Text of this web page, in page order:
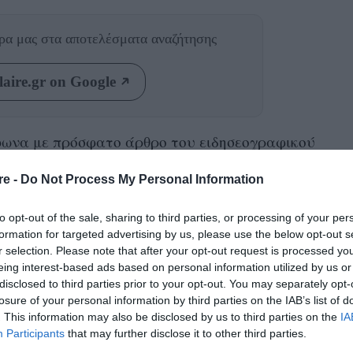
- Do Not Process My Personal Information
opt-out of the sale, sharing to third parties, or processing of your
for targeted advertising by us, please use the below opt-out
selection. Please note that after your opt-out request is processed
interest-based ads based on personal information utilized by us
to third parties prior to your opt-out. You may separately
of your personal information by third parties on the IAB’s list of
This information may also be disclosed by us to third parties on the
Participants that may further disclose it to other third parties.
μας στα αποτελέσματα αναζήτησης
on Google
με πρόσφατο άρθρο του ειδησεογραφικού
που διεξάγει μετά τις κατηγορίες για
υπεργολαβία.
τα σχετικάέγγραφαστην αστυνομία
Adidas Italy, Off-White Operating, Missoni,
Italia, Gucci, Yves Saint Laurent